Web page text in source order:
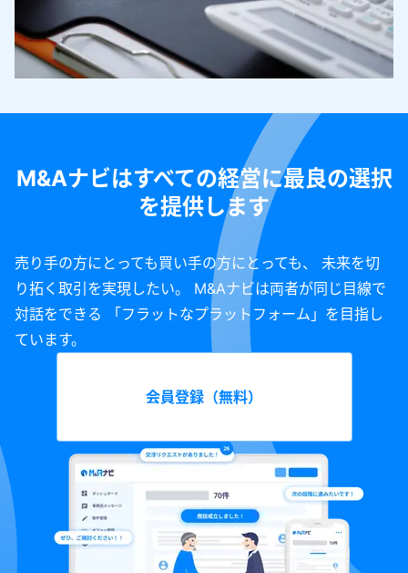
M&Aナビはすべての経営に最良の選択
を提供します
売り手の方にとっても買い手の方にとっても、 未来を切
り拓く取引を実現したい。 M&Aナビは両者が同じ目線で
対話をできる 「フラットなプラットフォーム」を目指し
ています。
会員登録（無料）